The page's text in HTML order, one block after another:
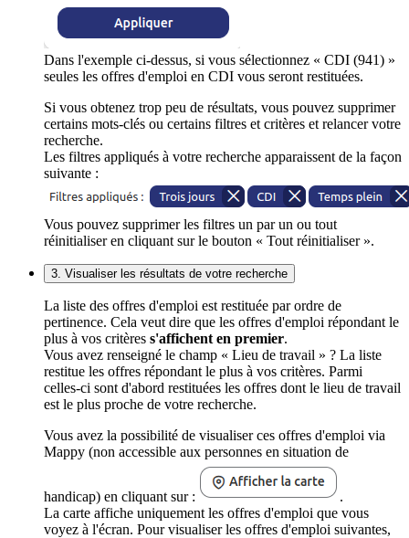
Dans l'exemple ci-dessus, si vous sélectionnez « CDI (941) »
seules les offres d'emploi en CDI vous seront restituées.
Si vous obtenez trop peu de résultats, vous pouvez supprimer
certains mots-clés ou certains filtres et critères et relancer votre
recherche.
Les filtres appliqués à votre recherche apparaissent de la façon
suivante :
Vous pouvez supprimer les filtres un par un ou tout
réinitialiser en cliquant sur le bouton « Tout réinitialiser ».
3. Visualiser les résultats de votre recherche
La liste des offres d'emploi est restituée par ordre de
pertinence. Cela veut dire que les offres d'emploi répondant le
plus à vos critères s'affichent en premier.
Vous avez renseigné le champ « Lieu de travail » ? La liste
restitue les offres répondant le plus à vos critères. Parmi
celles-ci sont d'abord restituées les offres dont le lieu de travail
est le plus proche de votre recherche.
Vous avez la possibilité de visualiser ces offres d'emploi via
Mappy (non accessible aux personnes en situation de
handicap) en cliquant sur :
.
La carte affiche uniquement les offres d'emploi que vous
voyez à l'écran. Pour visualiser les offres d'emploi suivantes,